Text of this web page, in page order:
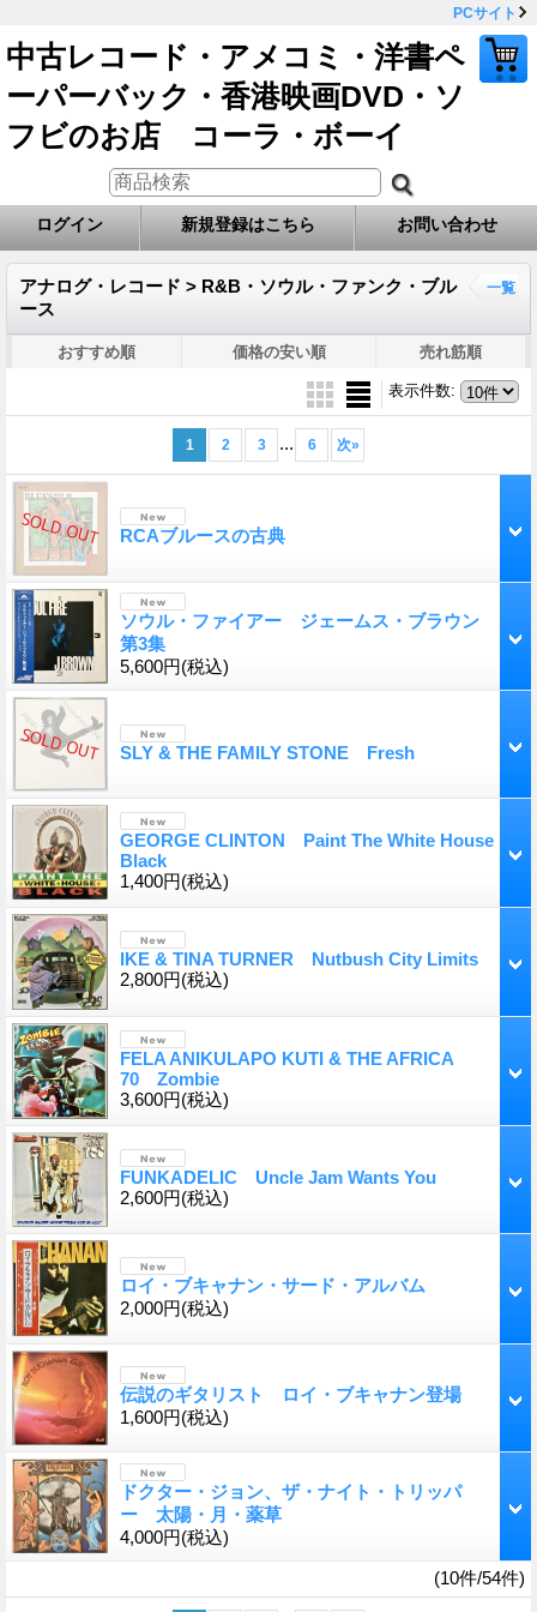
PCサイト
中古レコード・アメコミ・洋書ペ
ーパーバック・香港映画DVD・ソ
フビのお店 コーラ・ボーイ
ログイン 新規登録はこちら お問い合わせ
アナログ・レコード > R&B・ソウル・ファンク・ブル
ース
一覧
おすすめ順 価格の安い順 売れ筋順
表示件数:
1 2 3 ... 6 次»
RCAブルースの古典
ソウル・ファイアー ジェームス・ブラウン
第3集
5,600円(税込)
SLY & THE FAMILY STONE Fresh
GEORGE CLINTON Paint The White House
Black
1,400円(税込)
IKE & TINA TURNER Nutbush City Limits
2,800円(税込)
FELA ANIKULAPO KUTI & THE AFRICA
70 Zombie
3,600円(税込)
FUNKADELIC Uncle Jam Wants You
2,600円(税込)
ロイ・ブキャナン・サード・アルバム
2,000円(税込)
伝説のギタリスト ロイ・ブキャナン登場
1,600円(税込)
ドクター・ジョン、ザ・ナイト・トリッパ
ー 太陽・月・薬草
4,000円(税込)
(10件/54件)